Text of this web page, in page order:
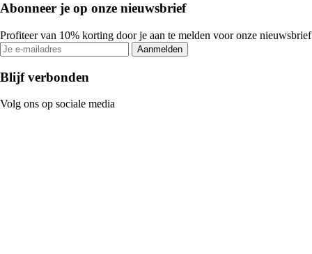
Abonneer je op onze nieuwsbrief
Profiteer van 10% korting door je aan te melden voor onze nieuwsbrief
Aanmelden
Blijf verbonden
Volg ons op sociale media